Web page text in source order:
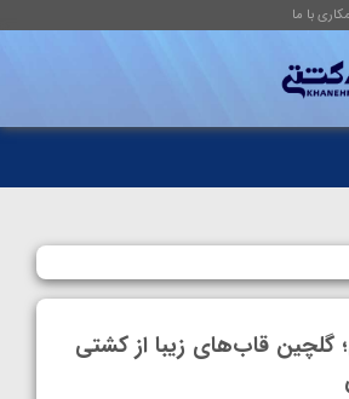
با ما
گلچین قاب‌های زیبا از کشتی